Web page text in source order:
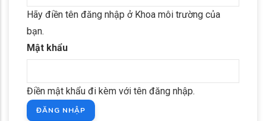
Hãy điền tên đăng nhập ở Khoa môi trường của
bạn.
Mật khẩu
Điền mật khẩu đi kèm với tên đăng nhập.